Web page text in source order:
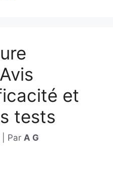
et
tests
Par A G